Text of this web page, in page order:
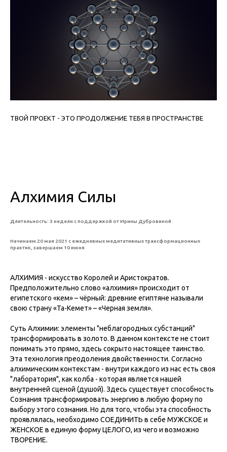
ТВОЙ ПРОЕКТ - ЭТО ПРОДОЛЖЕНИЕ ТЕБЯ В ПРОСТРАНСТВЕ
Алхимия Силы
Длительность: 3 недели с поддержкой от Ирины Дубровиной
Начинаем 20 мая 2021 с ежедневных медитативных трансформационных
практик, завершаем 10 июня
АЛХИМИЯ - искусство Королей и Аристократов.
Предположительно слово «алхимия» происходит от
египетского «кем» – чёрный: древние египтяне называли
свою страну «Та-Кемет» – «Черная земля».
Суть Алхимии: элементы "неблагородных субстанций"
трансформировать в золото. В данном контексте не стоит
понимать это прямо, здесь сокрыто настоящее таинство.
Эта технология преодоления двойственности. Согласно
алхимическим контекстам - внутри каждого из нас есть своя
"лаборатория", как колба - которая является нашей
внутренней сценой (душой). Здесь существует способность
Сознания трансформировать энергию в любую форму по
выбору этого сознания. Но для того, чтобы эта способность
проявлялась, необходимо СОЕДИНИТЬ в себе МУЖСКОЕ и
ЖЕНСКОЕ в единую форму ЦЕЛОГО, из чего и возможно
ТВОРЕНИЕ.